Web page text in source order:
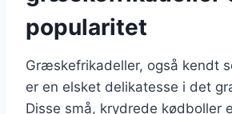
popularitet
Græskefrikadeller, også kendt
er en elsket delikatesse i det
Disse små, krydrede kødboller